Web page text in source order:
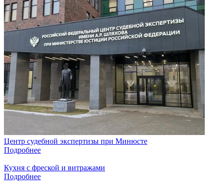
Центр судебной экспертизы при Минюсте
Подробнее
Кухня с фреской и витражами
Подробнее